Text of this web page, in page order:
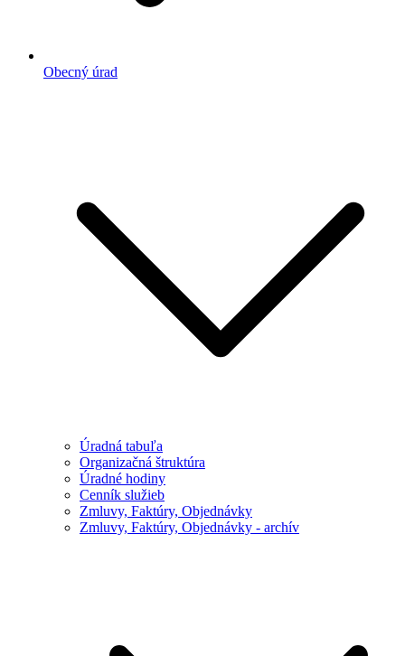
Obecný úrad
Úradná tabuľa
Organizačná štruktúra
Úradné hodiny
Cenník služieb
Zmluvy, Faktúry, Objednávky
Zmluvy, Faktúry, Objednávky - archív